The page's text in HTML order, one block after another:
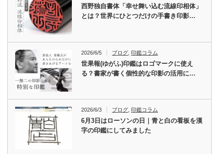
西野独自書体「幸せ舞い込む流線印相体」
とは？世界にひとつだけの手書き印影…
2026/6/5 ブログ ,印鑑コラム
世果報(ゆがふ)印鑑はロゴマークに使え
る？書家が書く個性的な印影の活用に…
2026/6/3 ブログ 印鑑コラム
6月3日はローソンの日｜青と白の看板を漢
字の印鑑にしてみました